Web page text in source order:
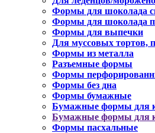
Формы для шоколада
Формы для шоколада
Формы для выпечки
Для муссовых тортов,
Формы из металла
Разъемные формы
Формы
Формы без дна
Формы бумажные
Бумажные формы для
Бумажные формы для
Формы пасхальные